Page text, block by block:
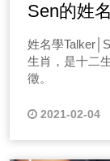
Sen的姓
姓名學
生肖，是十二
徵。
2021-02-04